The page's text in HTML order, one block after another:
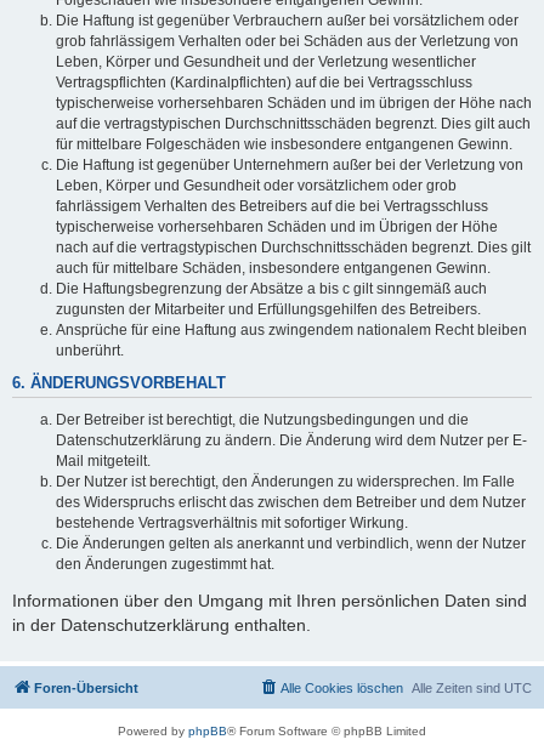
Die Haftung ist gegenüber Verbrauchern außer bei vorsätzlichem oder
grob fahrlässigem Verhalten oder bei Schäden aus der Verletzung von
Leben, Körper und Gesundheit und der Verletzung wesentlicher
Vertragspflichten (Kardinalpflichten) auf die bei Vertragsschluss
typischerweise vorhersehbaren Schäden und im übrigen der Höhe nach
auf die vertragstypischen Durchschnittsschäden begrenzt. Dies gilt auch
für mittelbare Folgeschäden wie insbesondere entgangenen Gewinn.
Die Haftung ist gegenüber Unternehmern außer bei der Verletzung von
Leben, Körper und Gesundheit oder vorsätzlichem oder grob
fahrlässigem Verhalten des Betreibers auf die bei Vertragsschluss
typischerweise vorhersehbaren Schäden und im Übrigen der Höhe
nach auf die vertragstypischen Durchschnittsschäden begrenzt. Dies gilt
auch für mittelbare Schäden, insbesondere entgangenen Gewinn.
Die Haftungsbegrenzung der Absätze a bis c gilt sinngemäß auch
zugunsten der Mitarbeiter und Erfüllungsgehilfen des Betreibers.
Ansprüche für eine Haftung aus zwingendem nationalem Recht bleiben
unberührt.
6. ÄNDERUNGSVORBEHALT
Der Betreiber ist berechtigt, die Nutzungsbedingungen und die
Datenschutzerklärung zu ändern. Die Änderung wird dem Nutzer per E-
Mail mitgeteilt.
Der Nutzer ist berechtigt, den Änderungen zu widersprechen. Im Falle
des Widerspruchs erlischt das zwischen dem Betreiber und dem Nutzer
bestehende Vertragsverhältnis mit sofortiger Wirkung.
Die Änderungen gelten als anerkannt und verbindlich, wenn der Nutzer
den Änderungen zugestimmt hat.
Informationen über den Umgang mit Ihren persönlichen Daten sind
in der Datenschutzerklärung enthalten.
Foren-Übersicht Alle Zeiten sind UTC
Alle Cookies löschen
Powered by phpBB® Forum Software © phpBB Limited